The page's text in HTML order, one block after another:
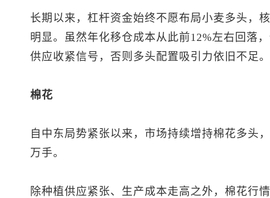
长期以来，杠杆资金始终不愿布局小麦多头，
明显。虽然年化移仓成本从此前12%左右回落
供应收紧信号，否则多头配置吸引力依旧不足。
棉花
自中东局势紧张以来，市场持续增持棉花多头
万手。
除种植供应紧张、生产成本走高之外，棉花